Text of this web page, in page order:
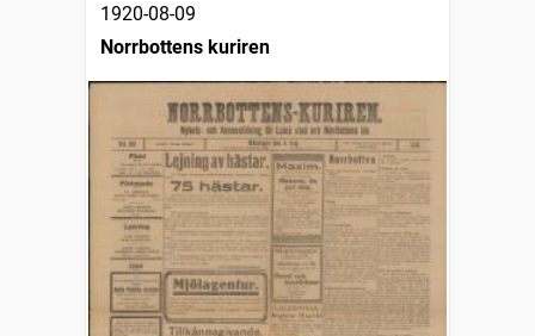
1920-08-09
Norrbottens kuriren